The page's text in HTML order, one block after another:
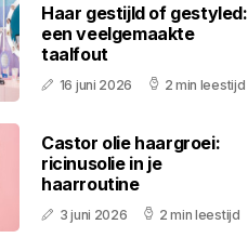
Haar gestijld of gestyled:
een veelgemaakte
taalfout
16 juni 2026 2 min leestijd
Castor olie haargroei:
ricinusolie in je
haarroutine
3 juni 2026 2 min leestijd